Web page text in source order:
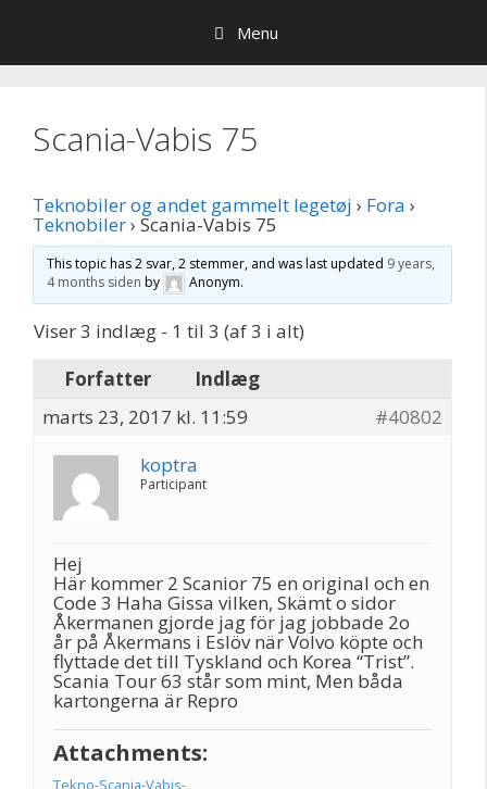
indhold
Menu
Scania-Vabis 75
Teknobiler og andet gammelt legetøj › Fora ›
Teknobiler› Scania-Vabis 75
This topic has 2 svar, 2 stemmer, and was last updated 9 years,
4 months siden by Anonym.
Viser 3 indlæg - 1 til 3 (af 3 i alt)
Forfatter
Indlæg
marts 23, 2017 kl. 11:59
#40802
koptra
Participant
Hej
Här kommer 2 Scanior 75 en original och en
Code 3 Haha Gissa vilken, Skämt o sidor
Åkermanen gjorde jag för jag jobbade 2o
år på Åkermans i Eslöv när Volvo köpte och
flyttade det till Tyskland och Korea “Trist”.
Scania Tour 63 står som mint, Men båda
kartongerna är Repro
Attachments:
Tekno-Scania-Vabis-